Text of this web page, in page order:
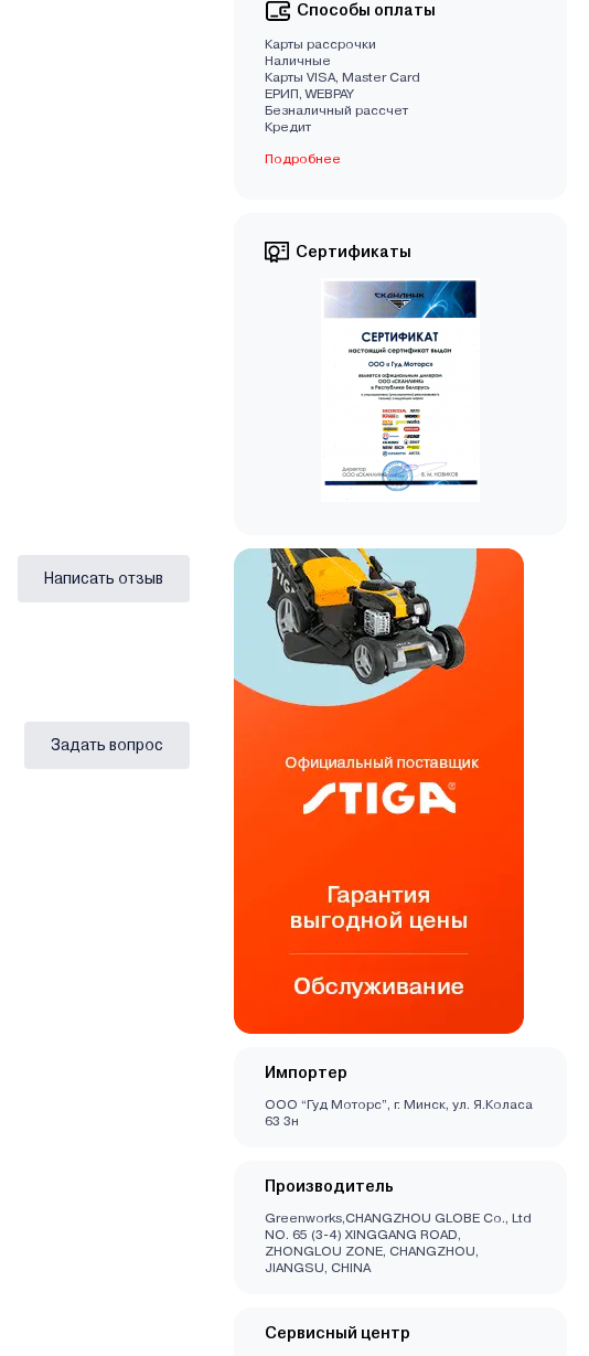
Написать отзыв
Задать вопрос
Способы оплаты
Карты рассрочки
Наличные
Карты VISA, Master Card
EРИП, WEBPAY
Безналичный рассчет
Кредит
Подробнее
Сертификаты
Импортер
ООО “Гуд Моторс”, г. Минск, ул. Я.Коласа
63 3н
Производитель
Greenworks,CHANGZHOU GLOBE Co., Ltd
NO. 65 (3-4) XINGGANG ROAD,
ZHONGLOU ZONE, CHANGZHOU,
JIANGSU, CHINA
Сервисный центр